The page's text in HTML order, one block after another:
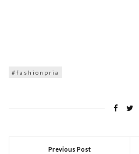
#fashionpria
Previous Post